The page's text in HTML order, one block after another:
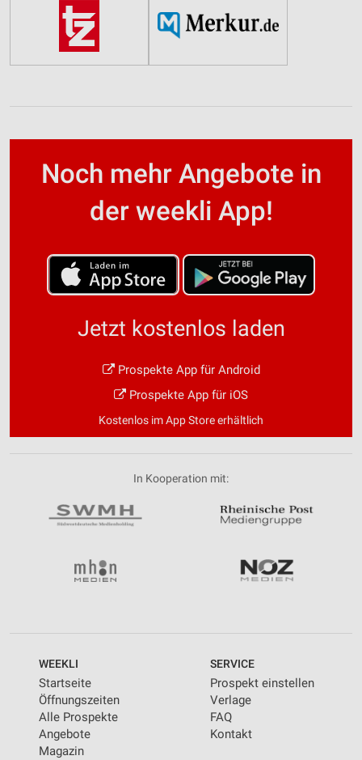
Noch mehr Angebote in
der weekli App!
Jetzt kostenlos laden
Prospekte App für Android
Prospekte App für iOS
Kostenlos im App Store erhältlich
In Kooperation mit:
WEEKLI
Startseite
Öffnungszeiten
Alle Prospekte
Angebote
Magazin
SERVICE
Prospekt einstellen
Verlage
FAQ
Kontakt